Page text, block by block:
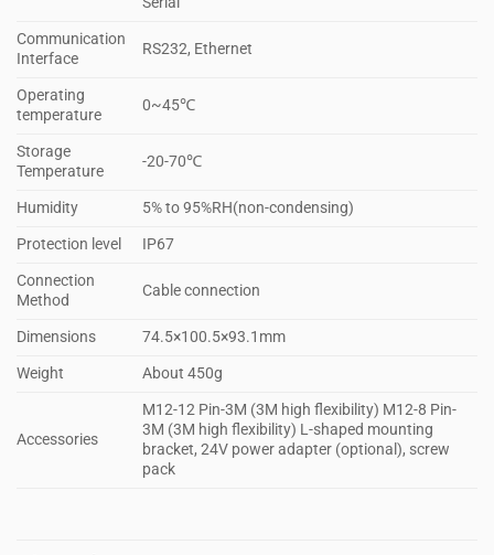
Communication
Interface
RS232, Ethernet
Operating
temperature
0~45℃
Storage
Temperature
-20-70℃
Humidity
5% to 95%RH(non-condensing)
Protection level
IP67
Connection
Method
Cable connection
Dimensions
74.5×100.5×93.1mm
Weight
About 450g
Accessories
M12-12 Pin-3M (3M high flexibility) M12-8 Pin-
3M (3M high flexibility) L-shaped mounting
bracket, 24V power adapter (optional), screw
pack